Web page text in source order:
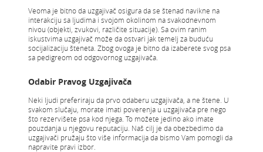
Veoma je bitno da uzgajivač osigura da se štenad navikne na
interakciju sa ljudima i svojom okolinom na svakodnevnom
nivou (objekti, zvukovi, različite situacije). Sa ovim ranim
iskustvima uzgajivač može da ostvari jak temelj za buduću
socijalizaciju šteneta. Zbog ovoga je bitno da izaberete svog psa
sa pedigreom od odgovornog uzgajivača.
Odabir Pravog Uzgajivača
Neki ljudi preferiraju da prvo odaberu uzgajivača, a ne štene. U
svakom slučaju, morate imati poverenja u uzgajivača pre nego
što rezervišete psa kod njega. To možete jedino ako imate
pouzdanja u njegovu reputaciju. Naš cilj je da obezbedimo da
uzgajivači pružaju što više informacija da bismo Vam pomogli da
napravite pravi izbor.